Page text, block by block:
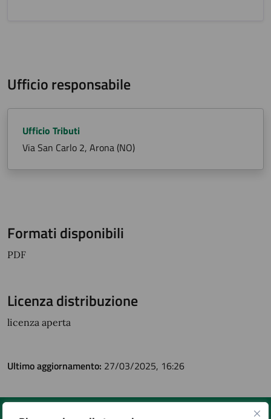
Ufficio responsabile
Ufficio Tributi
Via San Carlo 2, Arona (NO)
Formati disponibili
PDF
Licenza distribuzione
licenza aperta
Ultimo aggiornamento: 27/03/2025, 16:26